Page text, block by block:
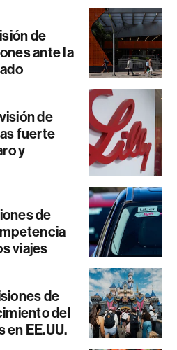
de
ante la
de
fuerte
y
de
viajes
de
del
en EE.UU.